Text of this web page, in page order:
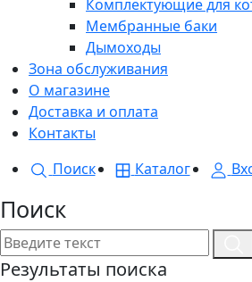
Комплектующие для
Мембранные баки
Дымоходы
Зона обслуживания
О магазине
Доставка и оплата
Контакты
Поиск
Каталог
Поиск
Результаты поиска